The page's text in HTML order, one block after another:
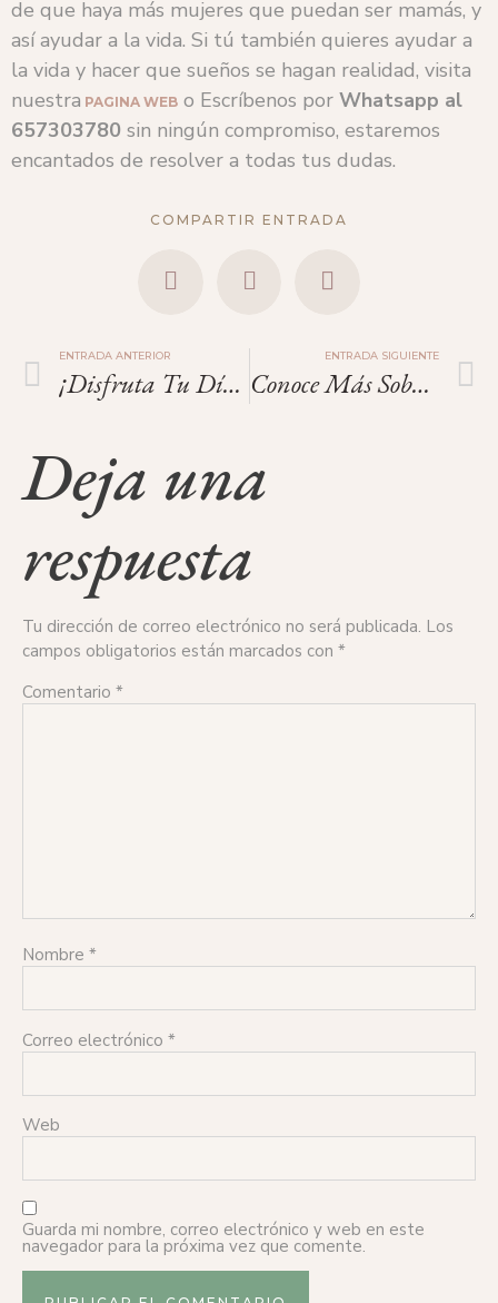
de que haya más mujeres que puedan ser mamás, y
así ayudar a la vida. Si tú también quieres ayudar a
la vida y hacer que sueños se hagan realidad, visita
nuestra PAGINA WEB o Escríbenos por Whatsapp al
657303780 sin ningún compromiso, estaremos
encantados de resolver a todas tus dudas.
COMPARTIR ENTRADA
ENTRADA ANTERIOR
¡Disfruta Tu Día, Disfruta De Cada Momento!
ENTRADA SIGUIENTE
Conoce Más Sobre Cómo Ser Flora.
Deja una
respuesta
Tu dirección de correo electrónico no será publicada. Los
campos obligatorios están marcados con *
Comentario *
Nombre *
Correo electrónico *
Web
Guarda mi nombre, correo electrónico y web en este
navegador para la próxima vez que comente.